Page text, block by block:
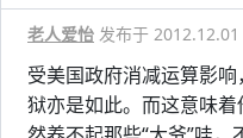
老人爱怡 发布于
受美国政府消减运算影
狱亦是如此。而这意味